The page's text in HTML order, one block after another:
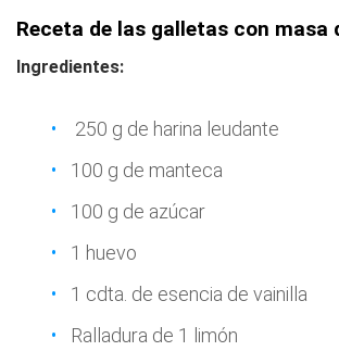
Receta de las galletas con masa
Ingredientes:
250 g de harina leudante
100 g de manteca
100 g de azúcar
1 huevo
1 cdta. de esencia de vainilla
Ralladura de 1 limón